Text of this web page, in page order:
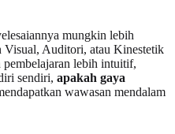
mungkin lebih
Visual, Auditori, atau Kinestetik
pembelajaran lebih intuitif,
sendiri, apakah gaya
wawasan mendalam